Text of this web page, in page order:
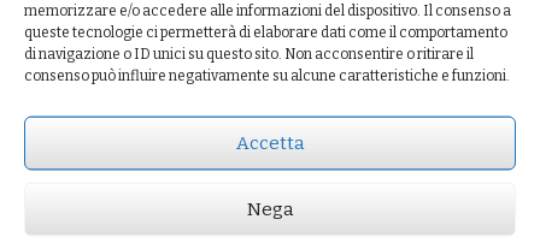
memorizzare e/o accedere alle informazioni del dispositivo. Il consenso a
queste tecnologie ci permetterà di elaborare dati come il comportamento
di navigazione o ID unici su questo sito. Non acconsentire o ritirare il
consenso può influire negativamente su alcune caratteristiche e funzioni.
Accetta
Nega
Cavolfiori speziati